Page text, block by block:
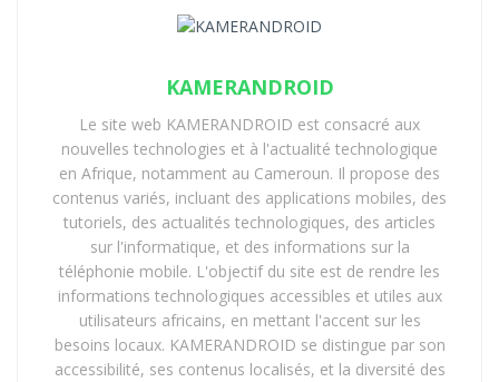
KAMERANDROID
Le site web KAMERANDROID est consacré aux
nouvelles technologies et à l'actualité technologique
en Afrique, notamment au Cameroun. Il propose des
contenus variés, incluant des applications mobiles, des
tutoriels, des actualités technologiques, des articles
sur l'informatique, et des informations sur la
téléphonie mobile. L'objectif du site est de rendre les
informations technologiques accessibles et utiles aux
utilisateurs africains, en mettant l'accent sur les
besoins locaux. KAMERANDROID se distingue par son
accessibilité, ses contenus localisés, et la diversité des